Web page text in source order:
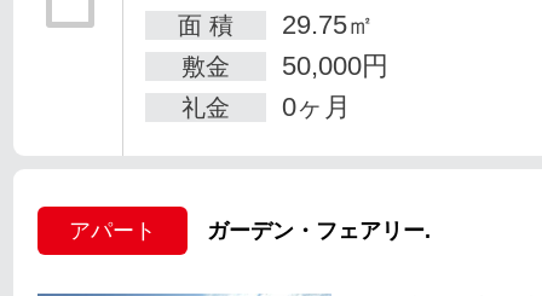
面 積 29.75㎡
敷金 50,000円
礼金 0ヶ月
アパート ガーデン・フェアリー.